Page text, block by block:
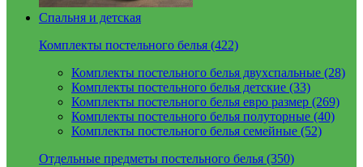
Спальня и детская
Комплекты постельного белья (422)
Комплекты постельного белья двухспальные (28)
Комплекты постельного белья детские (33)
Комплекты постельного белья евро размер (269)
Комплекты постельного белья полуторные (40)
Комплекты постельного белья семейные (52)
Отдельные предметы постельного белья (350)